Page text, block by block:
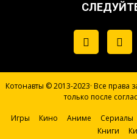
Котонавты © 2013-2023· Все
только после
Игры Кино Аниме Сериалы
Книги